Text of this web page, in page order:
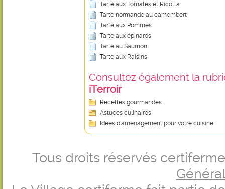
Tarte aux Tomates et Ricotta
Tarte normande au camembert
Tarte aux Pommes
Tarte aux épinards
Tarte au Saumon
Tarte aux Raisins
Consultez également la
iTerroir
Recettes gourmandes
Astuces culinaires
Idées d’aménagement pour votre cuisine
Tous droits réservés